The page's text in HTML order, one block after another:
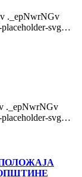
._epNwrNGv
svg…
._epNwrNGv
svg…